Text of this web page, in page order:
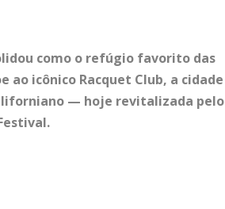
como o refúgio favorito das
ao icônico Racquet Club, a cidade
— hoje revitalizada pelo